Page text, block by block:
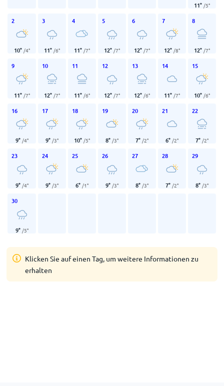
11° /5°
2
10° /4°
3
11° /6°
4
11° /7°
5
12° /7°
6
12° /7°
7
12° /8°
8
12° /7°
9
11° /7°
10
12° /7°
11
11° /6°
12
12° /7°
13
12° /6°
14
11° /7°
15
10° /6°
16
9° /4°
17
9° /3°
18
10° /5°
19
8° /3°
20
7° /2°
21
6° /2°
22
7° /2°
23
9° /4°
24
9° /3°
25
6° /1°
26
9° /3°
27
8° /3°
28
7° /2°
29
8° /3°
30
9° /5°
Klicken Sie auf einen Tag, um weitere Informationen zu
erhalten